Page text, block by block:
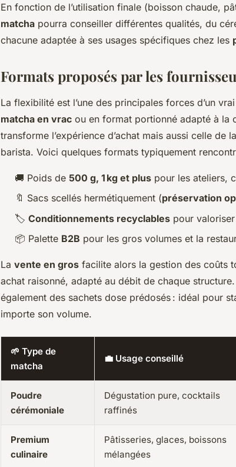
En fonction de l’utilisation finale (boisson chaude,
matcha pourra conseiller différentes qualités, du
chacune adaptée à ses usages spécifiques chez les
Formats proposés par les
La flexibilité est l’une des principales forces d’un vrai
matcha en vrac ou en format portionné adapté à la
transforme l’expérience d’achat mais aussi celle de
barista. Voici quelques formats typiquement
🚚 Poids de 500 g, 1 kg et plus pour les ateliers,
🔖 Sacs scellés hermétiquement (préservation
🏷️ Conditionnements recyclables pour
📦 Palette B2B pour les gros volumes et la
La vente en gros facilite alors la gestion des coûts
achat raisonné, adapté au débit de chaque
également des sachets dose prédosés : idéal pour
importe son volume.
🌱 Type de
matcha
💼 Usage conseillé
Poudre
cérémoniale
Dégustation pure, cocktails
raffinés
Premium
culinaire
Pâtisseries, glaces, boissons
mélangées